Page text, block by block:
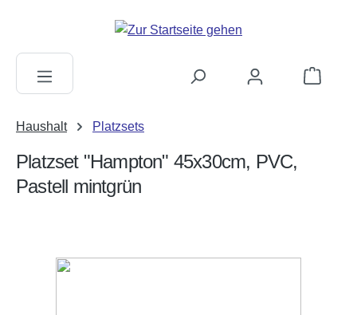
Haushalt Platzsets
Platzset "Hampton" 45x30cm, PVC,
Pastell mintgrün
Bildergalerie überspringen